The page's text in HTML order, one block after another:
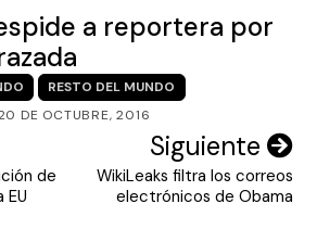
a reportera por
RESTO DEL MUNDO
DE OCTUBRE, 2016
de
EU
Siguiente
WikiLeaks filtra los correos
electrónicos de Obama